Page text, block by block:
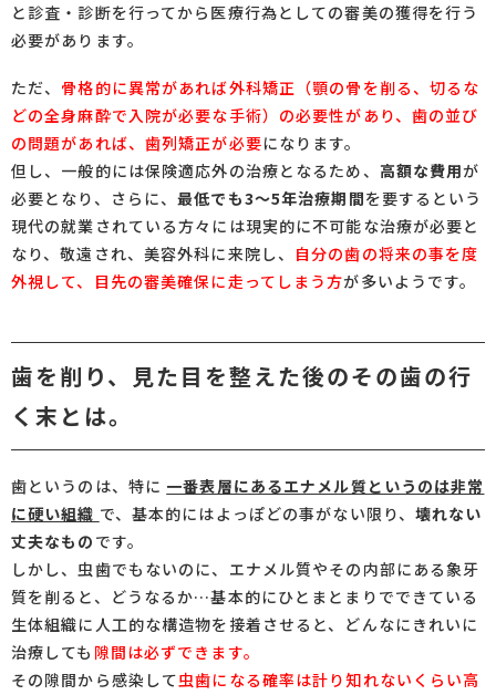
と診査・診断を行ってから医療行為としての審美の獲得を行う
必要があります。
ただ、 骨格的に異常があれば外科矯正（顎の骨を削る、切るな
どの全身麻酔で入院が必要な手術）の必要性があり、歯の並び
の問題があれば、歯列矯正が必要になります。
但し、一般的には保険適応外の治療となるため、 高額な費用が
必要となり、さらに、最低でも3～5年治療期間を要するという
現代の就業されている方々には現実的に不可能な治療が必要と
なり、敬遠され、美容外科に来院し、 自分の歯の将来の事を度
外視して、目先の審美確保に走ってしまう方が多いようです。
歯を削り、見た目を整えた後のその歯の行
く末とは。
歯というのは、特に 一番表層にあるエナメル質というのは非常
に硬い組織 で、基本的にはよっぽどの事がない限り、壊れない
丈夫なもの です。
しかし、虫歯でもないのに、エナメル質やその内部にある象牙
質を削ると、どうなるか…基本的にひとまとまりでできている
生体組織に人工的な構造物を接着させると、どんなにきれいに
治療しても 隙間は必ずできます。
その隙間から感染して虫歯になる確率は計り知れないくらい高